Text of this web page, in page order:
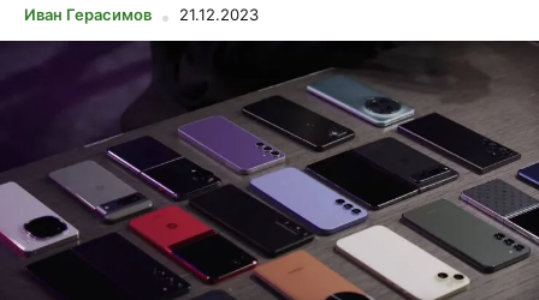
Иван Герасимов 21.12.2023